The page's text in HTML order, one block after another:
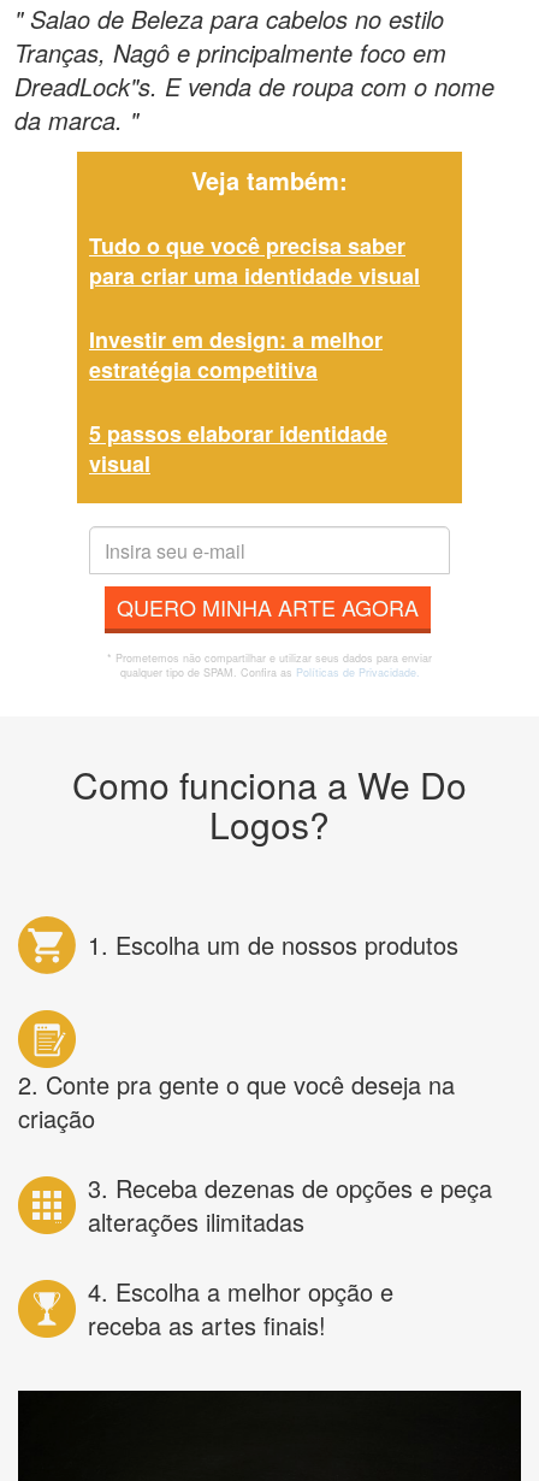
" Salao de Beleza para cabelos no estilo
Tranças, Nagô e principalmente foco em
DreadLock"s. E venda de roupa com o nome
da marca. "
Veja também:
Tudo o que você precisa saber
para criar uma identidade visual
Investir em design: a melhor
estratégia competitiva
5 passos elaborar identidade
visual
QUERO MINHA ARTE AGORA
* Prometemos não compartilhar e utilizar seus dados para enviar
qualquer tipo de SPAM. Confira as Políticas de Privacidade.
Como funciona a We Do
Logos?
1. Escolha um de nossos produtos
2. Conte pra gente o que você deseja na
criação
3. Receba dezenas de opções e peça
alterações ilimitadas
4. Escolha a melhor opção e
receba as artes finais!